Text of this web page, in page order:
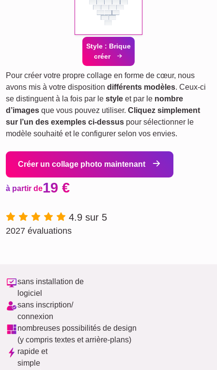
Style : Brique
créer
Pour créer votre propre collage en forme de cœur, nous
avons mis à votre disposition différents modèles. Ceux-ci
se distinguent à la fois par le style et par le nombre
d’images que vous pouvez utiliser. Cliquez simplement
sur l’un des exemples ci-dessus pour sélectionner le
modèle souhaité et le configurer selon vos envies.
Créer un collage photo maintenant
à partir de19 €
4.9 sur 5
2027 évaluations
sans installation de
logiciel
sans inscription/
connexion
nombreuses possibilités de design
(y compris textes et arrière-plans)
rapide et
simple